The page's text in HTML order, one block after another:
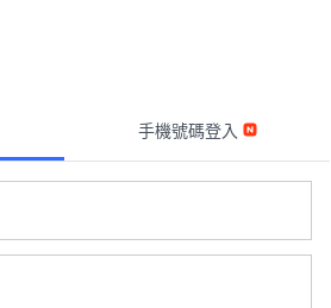
手機號碼登入